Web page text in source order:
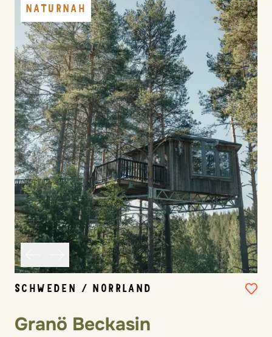
NATURNAH
SCHWEDEN / NORRLAND
Granö Beckasin